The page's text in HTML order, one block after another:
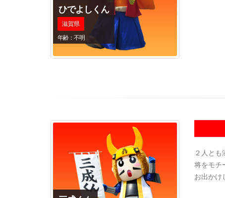
ひでよしくん
滋賀県
年齢：不明
２人と
将をモチ
お出かけ